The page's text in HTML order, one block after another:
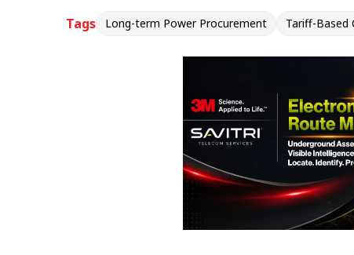
Tags Long-term Power Procurement Tariff-Based